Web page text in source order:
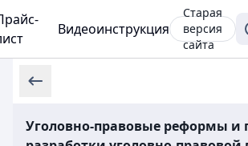
Видеоинструкция
Старая
версия
сайта
Уголовно-правовые реформы и